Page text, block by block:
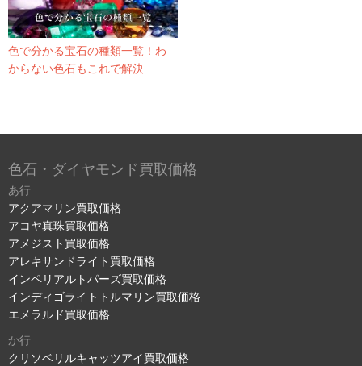
色で分かる宝石の種類一覧！わ
からない色石もこれで解決
色石・ダイヤモンド買取価格
あ行
アクアマリン買取価格
アコヤ真珠買取価格
アメジスト買取価格
アレキサンドライト買取価格
インペリアルトパーズ買取価格
インディゴライトトルマリン買取価格
エメラルド買取価格
か行
クリソベリルキャッツアイ買取価格